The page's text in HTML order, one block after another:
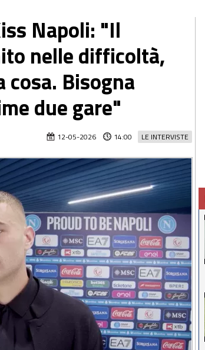
Napoli: "Il
nelle difficoltà,
cosa. Bisogna
due gare"
LE INTERVISTE
12-05-2026 14:00